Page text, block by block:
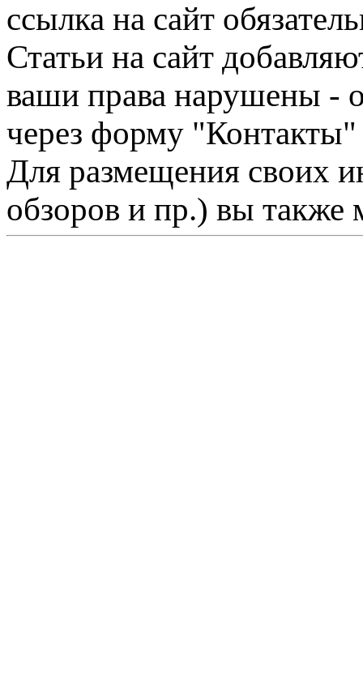
ссылка на сайт
Статьи на сайт
ваши права нарушены -
через форму "Контакты"
Для размещения своих
обзоров и пр.) вы также